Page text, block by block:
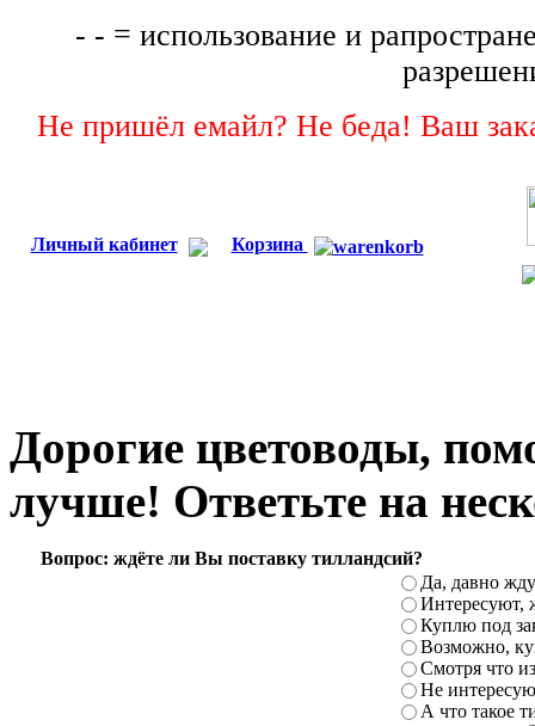
- - = использование и
Не пришёл емайл? Не беда! Ваш
Личный кабинет Корзина
Дорогие цветоводы,
лучше! Ответьте на
Вопрос: ждёте ли Вы поставку тилландсий?
Да, давно
Интересуют,
Куплю под
Возможно,
Смотря что
Не
А что такое